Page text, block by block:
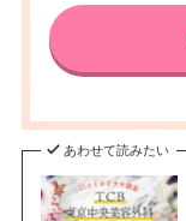
あわせて読みたい